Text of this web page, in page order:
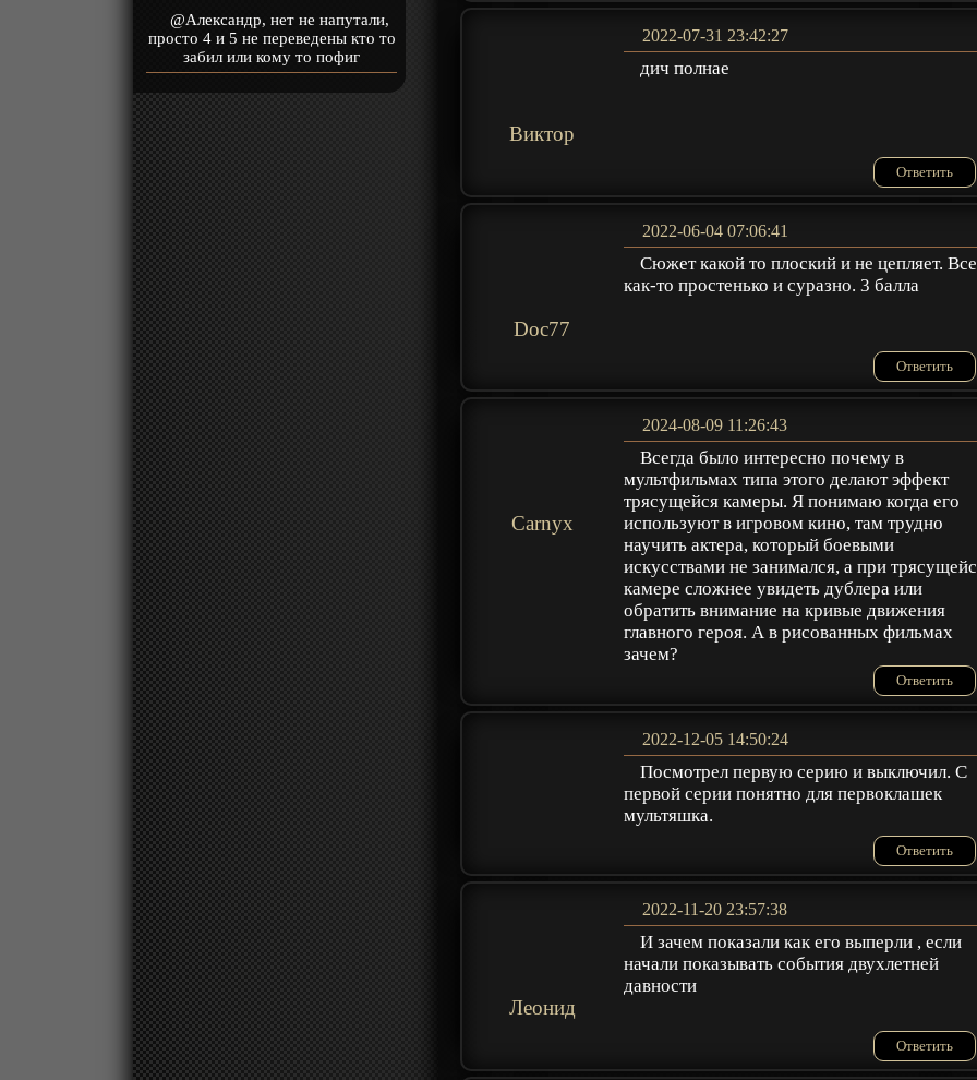
@Александр, нет не напутали,
просто 4 и 5 не переведены кто то
забил или кому то пофиг
Виктор
2022-07-31 23:42:27
дич полнае
Ответить
Doc77
2022-06-04 07:06:41
Сюжет какой то плоский и не цепляет. Все
как-то простенько и суразно. 3 балла
Ответить
Carnyx
2024-08-09 11:26:43
Всегда было интересно почему в
мультфильмах типа этого делают эффект
трясущейся камеры. Я понимаю когда его
используют в игровом кино, там трудно
научить актера, который боевыми
искусствами не занимался, а при
камере сложнее увидеть дублера или
обратить внимание на кривые движения
главного героя. А в рисованных фильмах
зачем?
Ответить
2022-12-05 14:50:24
Посмотрел первую серию и выключил. С
первой серии понятно для первоклашек
мультяшка.
Ответить
Леонид
2022-11-20 23:57:38
И зачем показали как его выперли , если
начали показывать события двухлетней
давности
Ответить